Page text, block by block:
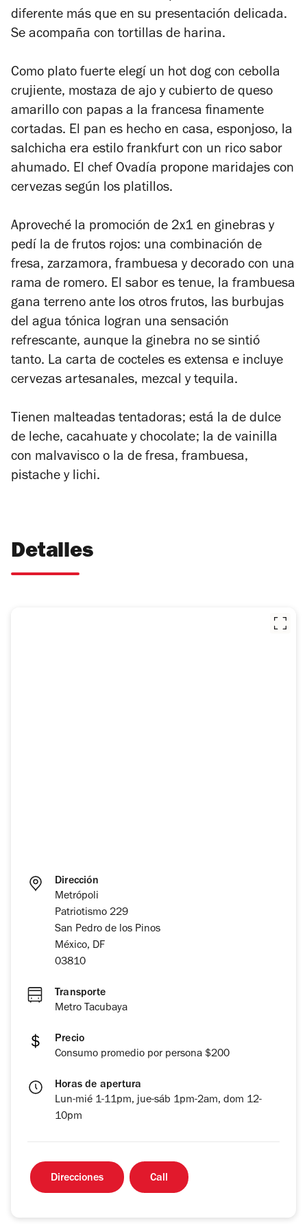
diferente más que en su presentación delicada.
Se acompaña con tortillas de harina.
Como plato fuerte elegí un hot dog con cebolla
crujiente, mostaza de ajo y cubierto de queso
amarillo con papas a la francesa finamente
cortadas. El pan es hecho en casa, esponjoso, la
salchicha era estilo frankfurt con un rico sabor
ahumado. El chef Ovadía propone maridajes con
cervezas según los platillos.
Aproveché la promoción de 2x1 en ginebras y
pedí la de frutos rojos: una combinación de
fresa, zarzamora, frambuesa y decorado con una
rama de romero. El sabor es tenue, la frambuesa
gana terreno ante los otros frutos, las burbujas
del agua tónica logran una sensación
refrescante, aunque la ginebra no se sintió
tanto. La carta de cocteles es extensa e incluye
cervezas artesanales, mezcal y tequila.
Tienen malteadas tentadoras; está la de dulce
de leche, cacahuate y chocolate; la de vainilla
con malvavisco o la de fresa, frambuesa,
pistache y lichi.
Detalles
Dirección
Metrópoli
Patriotismo 229
San Pedro de los Pinos
México, DF
03810
Transporte
Metro Tacubaya
Precio
Consumo promedio por persona $200
Horas de apertura
Lun-mié 1-11pm, jue-sáb 1pm-2am, dom 12-
10pm
Direcciones Call